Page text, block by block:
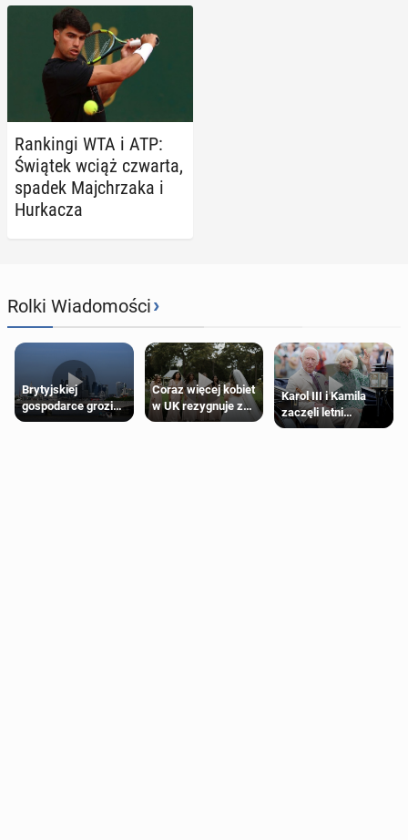
Ran­kin­gi WTA i ATP:
Świątek wciąż czwarta,
spadek Maj­chrza­ka i
Hur­ka­cza
Rolki Wiadomości›
Brytyjskiej
gospodarce grozi
recesja, jeśli
Coraz więcej kobiet
w UK rezygnuje z
roli druhny na
Karol III i Kamila
zaczęli letni
odpoczynek po